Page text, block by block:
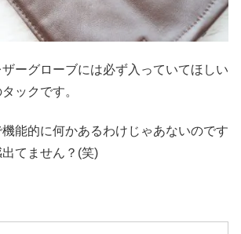
ーグローブには必ず入っていてほしい
ックです。
能的に何かあるわけじゃあないのです
てません？(笑)